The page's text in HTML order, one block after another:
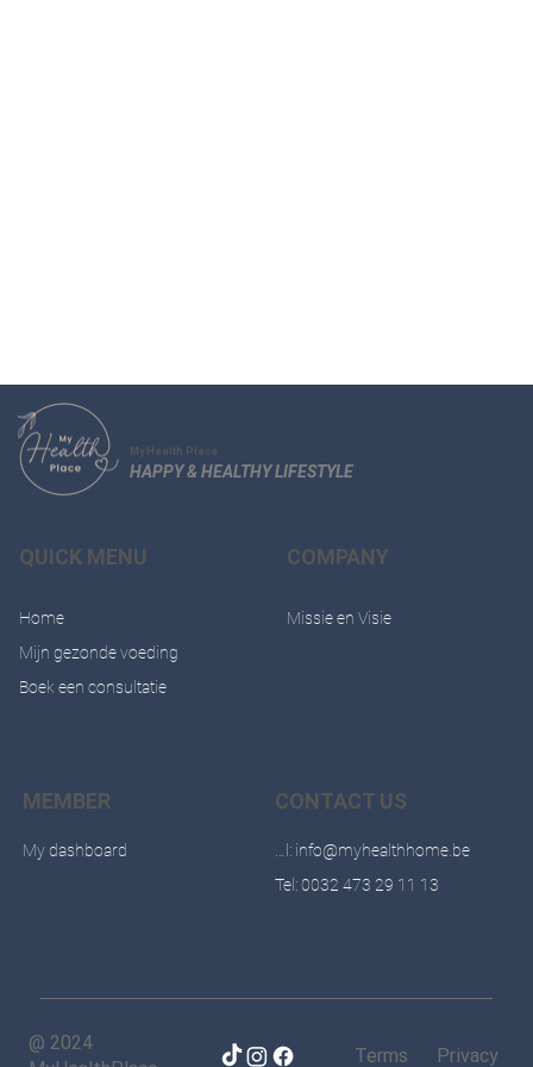
QUICK MENU
Home
Mijn gezonde voeding
Boek een consultatie
COMPANY
Missie en Visie
MEMBER
My dashboard
CONTACT US
Tel: 0032 473 29 11 13
@ 2024
Terms Privacy
My Health Place
HAPPY & HEALTHY LIFESTYLE